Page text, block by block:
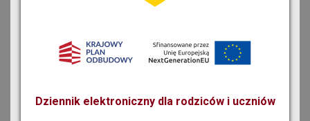
Dziennik elektroniczny dla rodziców i uczniów